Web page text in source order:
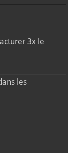
3x le
les